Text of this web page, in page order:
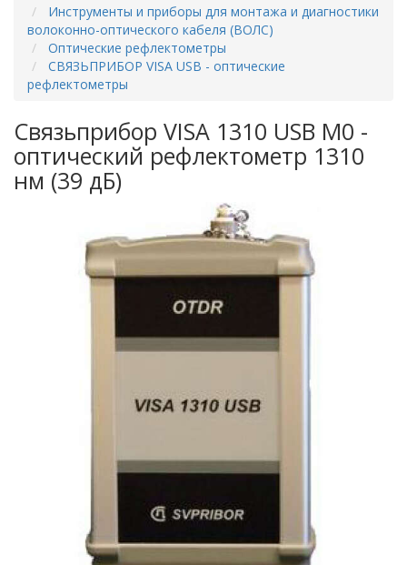
Инструменты и приборы для монтажа и диагностики
волоконно-оптического кабеля (ВОЛС)
Оптические рефлектометры
СВЯЗЬПРИБОР VISA USB - оптические
рефлектометры
Связьприбор VISA 1310 USB М0 -
оптический рефлектометр 1310
нм (39 дБ)